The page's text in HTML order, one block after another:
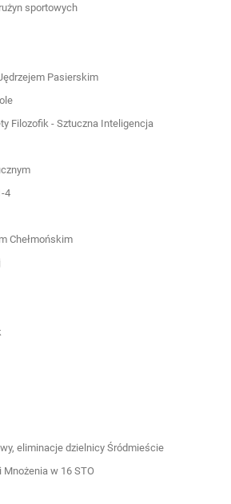
sportowych
Pasierskim
Filozofik - Sztuczna Inteligencja
4
Chełmońskim
eliminacje dzielnicy Śródmieście
w 16 STO